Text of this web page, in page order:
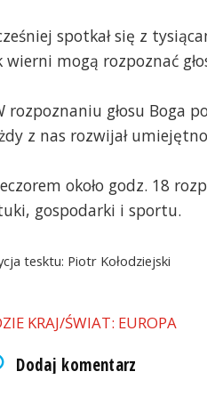
spotkał się z
wierni mogą rozpoznać
rozpoznaniu głosu Boga
z nas rozwijał
około godz. 18
gospodarki i sportu.
tesktu: Piotr Kołodziejski
KRAJ/ŚWIAT: EUROPA
Dodaj komentarz